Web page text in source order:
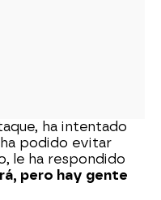
ha intentado
podido evitar
le ha respondido
pero hay gente